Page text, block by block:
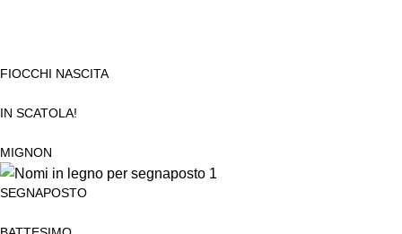
FIOCCHI NASCITA
IN SCATOLA!
MIGNON
SEGNAPOSTO